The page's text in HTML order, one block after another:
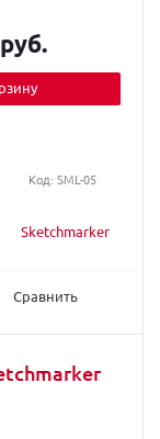
Sketchmarker
Сравнить
Код: SML-05